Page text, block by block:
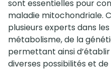
sont essentielles pour
maladie mitochondriale.
plusieurs experts dans
métabolisme, de la
permettant ainsi
diverses possibilités et